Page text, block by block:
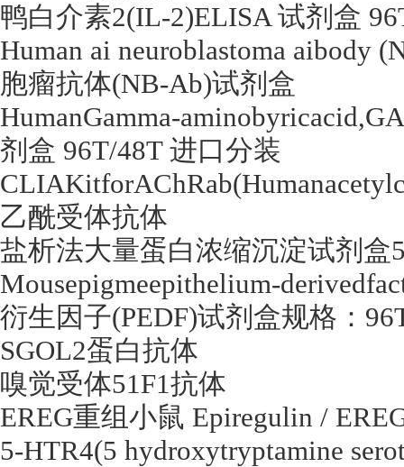
鸭白介素2(IL-2)ELISA试剂盒
Human ai neuroblastoma aibody
胞瘤抗体(NB-Ab)试剂盒
HumanGamma-
剂盒 96T/48T 进口分装
乙酰受体抗体
盐析法大量蛋白浓缩沉淀试剂盒
Mousepigmeepithelium-
衍生因子(PEDF)试剂盒规格：
SGOL2蛋白抗体
嗅觉受体51F1抗体
EREG重组小鼠 Epiregulin /
5-HTR4(5 hydroxytryptamine